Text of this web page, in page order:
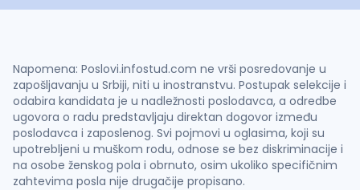
Napomena: Poslovi.infostud.com ne vrši posredovanje u
zapošljavanju u Srbiji, niti u inostranstvu. Postupak selekcije i
odabira kandidata je u nadležnosti poslodavca, a odredbe
ugovora o radu predstavljaju direktan dogovor između
poslodavca i zaposlenog. Svi pojmovi u oglasima, koji su
upotrebljeni u muškom rodu, odnose se bez diskriminacije i
na osobe ženskog pola i obrnuto, osim ukoliko specifičnim
zahtevima posla nije drugačije propisano.